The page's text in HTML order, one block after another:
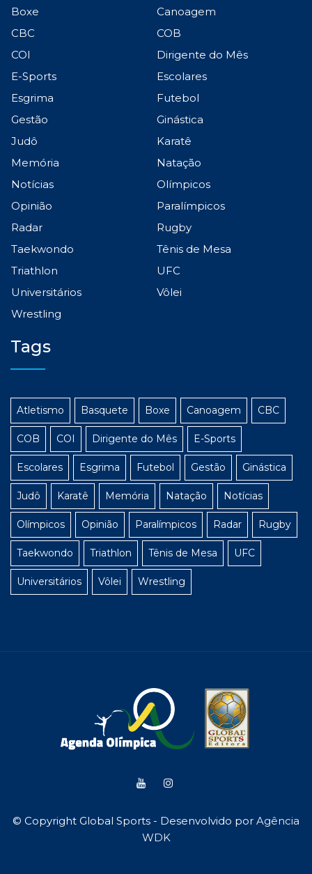
Boxe
Canoagem
CBC
COB
COI
Dirigente do Mês
E-Sports
Escolares
Esgrima
Futebol
Gestão
Ginástica
Judô
Karatê
Memória
Natação
Notícias
Olímpicos
Opinião
Paralímpicos
Radar
Rugby
Taekwondo
Tênis de Mesa
Triathlon
UFC
Universitários
Vôlei
Wrestling
Tags
Atletismo Basquete Boxe Canoagem CBC
COB COI Dirigente do Mês E-Sports
Escolares Esgrima Futebol Gestão Ginástica
Judô Karatê Memória Natação Notícias
Olímpicos Opinião Paralímpicos Radar Rugby
Taekwondo Triathlon Tênis de Mesa UFC
Universitários Vôlei Wrestling
© Copyright Global Sports - Desenvolvido por Agência
WDK